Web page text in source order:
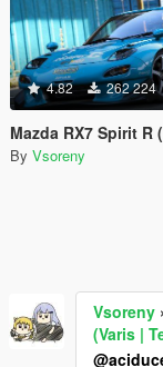
4.82 262 224
Mazda RX7 Spirit R (FD3S) [Add-On | Tuning Re-Amemiya | Pandem |
By Vsoreny
Vsoreny
(Varis |